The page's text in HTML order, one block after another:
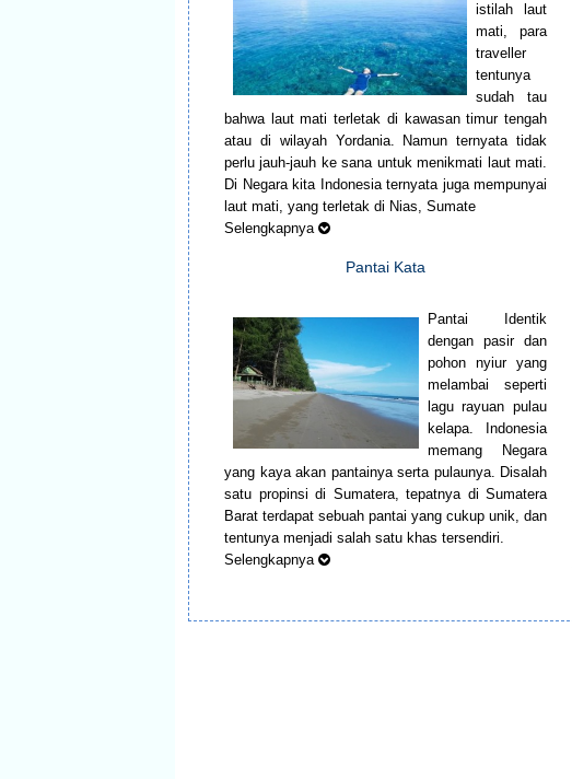
istilah laut
mati, para
traveller
tentunya
sudah tau
bahwa laut mati terletak di kawasan timur tengah
atau di wilayah Yordania. Namun ternyata tidak
perlu jauh-jauh ke sana untuk menikmati laut mati.
Di Negara kita Indonesia ternyata juga mempunyai
laut mati, yang terletak di Nias, Sumate
Selengkapnya
Pantai Kata
Pantai Identik
dengan pasir dan
pohon nyiur yang
melambai seperti
lagu rayuan pulau
kelapa. Indonesia
memang Negara
yang kaya akan pantainya serta pulaunya. Disalah
satu propinsi di Sumatera, tepatnya di Sumatera
Barat terdapat sebuah pantai yang cukup unik, dan
tentunya menjadi salah satu khas tersendiri.
Selengkapnya